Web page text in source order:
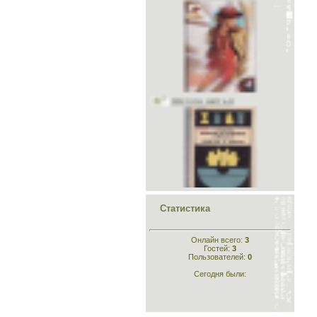
Школа шитья
Конструирование лёгкого
платья и белья
Конструирование
Статистика
Онлайн всего: 3
Гостей: 3
Пользователей: 0
Сегодня были: